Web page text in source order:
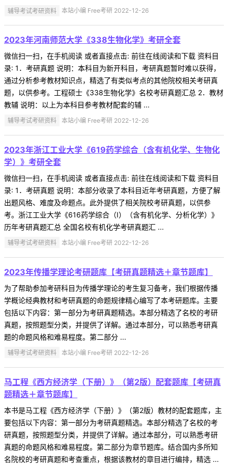
辅导考试考研资料 本站小编 Free考研 2022-12-26
2023年河南师范大学《338生物化学》考研全套
微信扫一扫，在手机阅读 或者直接点击: 前往在线阅读和下载 资料目
录: 1．考研真题 说明：本科目为新开科目，考研真题暂时难以获得，
通过分析参考教材知识点，精选了有类似考点的其他院校相关考研真
题，以供参考。工程硕士《338生物化学》名校考研真题汇总 2．教材
教辅 说明：以上为本科目参考教材配套的辅 ...
辅导考试考研资料 本站小编 Free考研 2022-12-26
2023年浙江工业大学《619药学综合（含有机化学、生物化
学）》考研全套
微信扫一扫，在手机阅读 或者直接点击: 前往在线阅读和下载 资料目
录: 1．考研真题 说明：本部分收录了本科目近年考研真题，方便了解
出题风格、难度及命题点。此外提供了相关院校考研真题，以供参
考。浙江工业大学《616药学综合（Ⅰ）（含有机化学、分析化学）》
历年考研真题汇总 全国名校有机化学考研真题汇 ...
辅导考试考研资料 本站小编 Free考研 2022-12-26
2023年传播学理论考研题库【考研真题精选＋章节题库】
为了帮助参加考研科目为传播学理论的考生复习备考，我们根据传播
学概论经典教材和考研真题的命题规律精心编写了本考研题库。主要
包括以下内容：第一部分为考研真题精选。本部分精选了名校的考研
真题，按照题型分类，并提供了详解。通过本部分，可以熟悉考研真
题的命题风格和难易程度。第二部分 ...
辅导考试考研资料 本站小编 Free考研 2022-12-26
马工程《西方经济学（下册）》（第2版）配套题库【考研真
题精选＋章节题库】
本书是马工程《西方经济学（下册）》（第2版）教材的配套题库，主
要包括以下内容：第一部分为考研真题精选。本部分精选了名校的考
研真题，按照题型分类，并提供了详解。通过本部分，可以熟悉考研
真题的命题风格和难易程度。第二部分为章节题库。结合国内多所知
名院校的考研真题和考查重点，根据该教材的章目进行编排，精选 ...